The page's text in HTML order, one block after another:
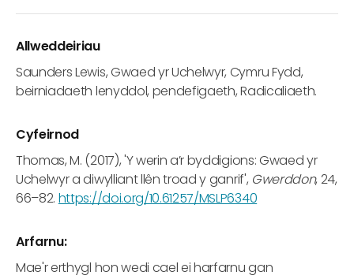
Allweddeiriau
Saunders Lewis, Gwaed yr Uchelwyr, Cymru Fydd,
beirniadaeth lenyddol, pendefigaeth, Radicaliaeth.
Cyfeirnod
Thomas, M. (2017), 'Y werin a’r byddigions: Gwaed yr
Uchelwyr a diwylliant llên troad y ganrif', Gwerddon, 24,
66–82. https://doi.org/10.61257/MSLP6340
Arfarnu:
Mae'r erthygl hon wedi cael ei harfarnu gan